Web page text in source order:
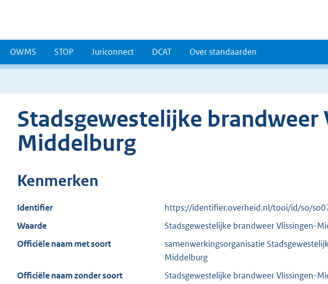
OWMS STOP Juriconnect DCAT Over standaarden
Stadsgewestelijke brandweer
Middelburg
Kenmerken
Identifier
https://identifier.overheid.nl/tooi/id/so/
Waarde
Stadsgewestelijke brandweer Vlissingen-
Officiële naam met soort
samenwerkingsorganisatie
Middelburg
Officiële naam zonder soort
Stadsgewestelijke brandweer Vlissingen-